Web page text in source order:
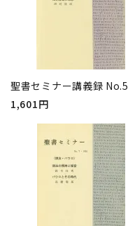
聖書セミナー講義録 No.5
1,601円